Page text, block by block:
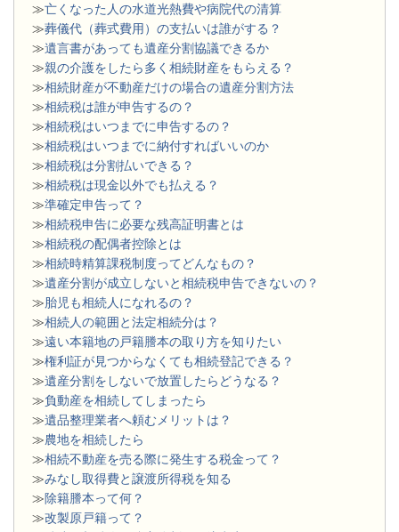
≫亡くなった人の水道光熱費や病院代の清算
≫葬儀代（葬式費用）の支払いは誰がする？
≫遺言書があっても遺産分割協議できるか
≫親の介護をしたら多く相続財産をもらえる？
≫相続財産が不動産だけの場合の遺産分割方法
≫相続税は誰が申告するの？
≫相続税はいつまでに申告するの？
≫相続税はいつまでに納付すればいいのか
≫相続税は分割払いできる？
≫相続税は現金以外でも払える？
≫準確定申告って？
≫相続税申告に必要な残高証明書とは
≫相続税の配偶者控除とは
≫相続時精算課税制度ってどんなもの？
≫遺産分割が成立しないと相続税申告できないの？
≫胎児も相続人になれるの？
≫相続人の範囲と法定相続分は？
≫遠い本籍地の戸籍謄本の取り方を知りたい
≫権利証が見つからなくても相続登記できる？
≫遺産分割をしないで放置したらどうなる？
≫負動産を相続してしまったら
≫遺品整理業者へ頼むメリットは？
≫農地を相続したら
≫相続不動産を売る際に発生する税金って？
≫みなし取得費と譲渡所得税を知る
≫除籍謄本って何？
≫改製原戸籍って？